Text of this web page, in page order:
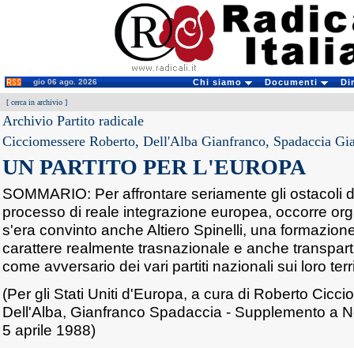
gio 06 ago. 2026 Chi siamo Documenti
[ cerca in archivio ]
Archivio Partito radicale
Cicciomessere Roberto, Dell'Alba Gianfranco, Spadaccia
UN PARTITO PER L'EUROPA
SOMMARIO: Per affrontare seriamente gli ostacoli
processo di reale integrazione europea, occorre
s'era convinto anche Altiero Spinelli, una
carattere realmente trasnazionale e anche
come avversario dei vari partiti nazionali sui loro
(Per gli Stati Uniti d'Europa, a cura di Roberto
Dell'Alba, Gianfranco Spadaccia - Supplemento a
5 aprile 1988)